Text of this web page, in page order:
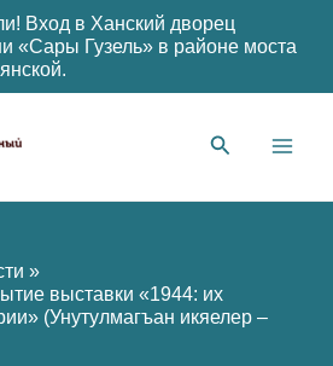
Вход в Ханский дворец
«Сары Гузель» в районе моста
выставки «1944: их
(Унутулмагъан икяелер –